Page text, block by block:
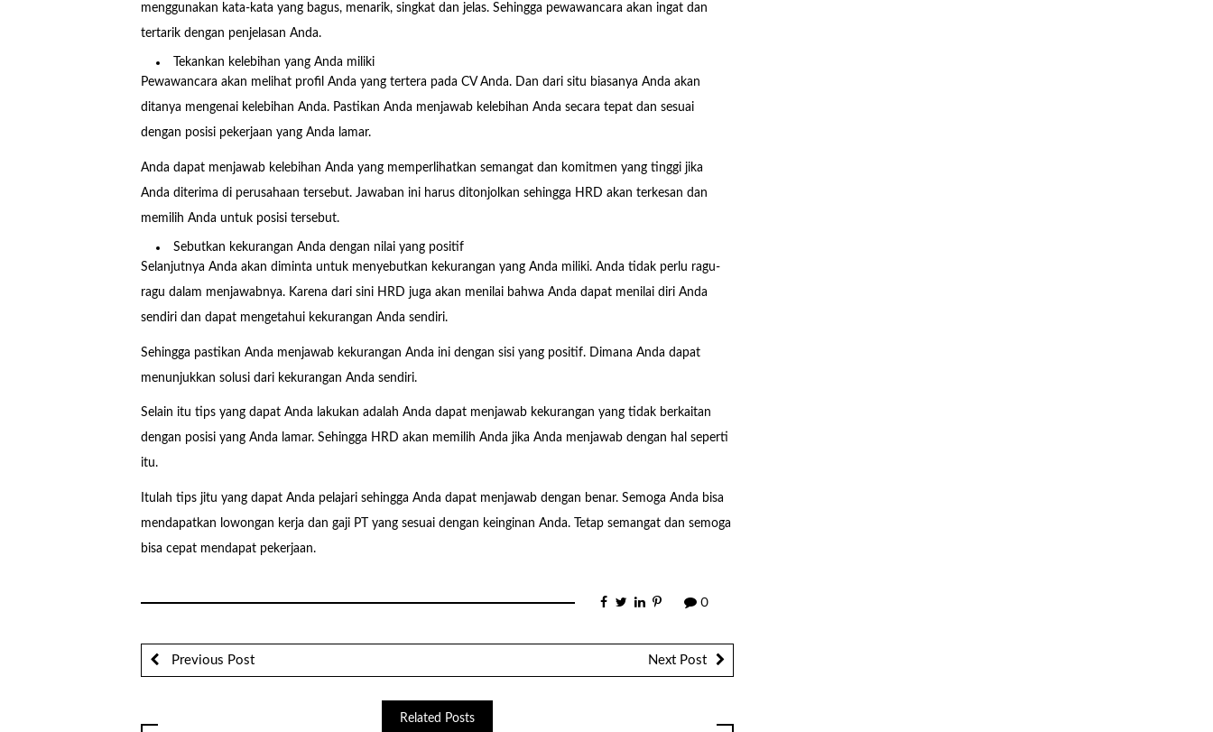
menggunakan kata-kata yang bagus, menarik, singkat dan jelas. Sehingga pewawancara akan ingat dan
tertarik dengan penjelasan Anda.
Tekankan kelebihan yang Anda miliki
Pewawancara akan melihat profil Anda yang tertera pada CV Anda. Dan dari situ biasanya Anda akan
ditanya mengenai kelebihan Anda. Pastikan Anda menjawab kelebihan Anda secara tepat dan sesuai
dengan posisi pekerjaan yang Anda lamar.
Anda dapat menjawab kelebihan Anda yang memperlihatkan semangat dan komitmen yang tinggi jika
Anda diterima di perusahaan tersebut. Jawaban ini harus ditonjolkan sehingga HRD akan terkesan dan
memilih Anda untuk posisi tersebut.
Sebutkan kekurangan Anda dengan nilai yang positif
Selanjutnya Anda akan diminta untuk menyebutkan kekurangan yang Anda miliki. Anda tidak perlu ragu-
ragu dalam menjawabnya. Karena dari sini HRD juga akan menilai bahwa Anda dapat menilai diri Anda
sendiri dan dapat mengetahui kekurangan Anda sendiri.
Sehingga pastikan Anda menjawab kekurangan Anda ini dengan sisi yang positif. Dimana Anda dapat
menunjukkan solusi dari kekurangan Anda sendiri.
Selain itu tips yang dapat Anda lakukan adalah Anda dapat menjawab kekurangan yang tidak berkaitan
dengan posisi yang Anda lamar. Sehingga HRD akan memilih Anda jika Anda menjawab dengan hal seperti
itu.
Itulah tips jitu yang dapat Anda pelajari sehingga Anda dapat menjawab dengan benar. Semoga Anda bisa
mendapatkan lowongan kerja dan gaji PT yang sesuai dengan keinginan Anda. Tetap semangat dan semoga
bisa cepat mendapat pekerjaan.
0
Previous Post Next Post
Related Posts